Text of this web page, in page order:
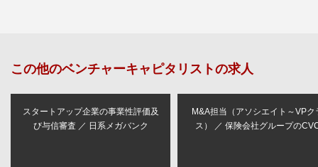
この他のベンチャーキャピタリストの求人
スタートアップ企業の事業性評価及
び与信審査 ／ 日系メガバンク
M&A担当（アソシエイト～VPク
ス） ／ 保険会社グループの